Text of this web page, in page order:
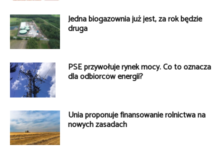
Jedna biogazownia już jest, za rok będzie
druga
PSE przywołuje rynek mocy. Co to oznacza
dla odbiorców energii?
Unia proponuje finansowanie rolnictwa na
nowych zasadach